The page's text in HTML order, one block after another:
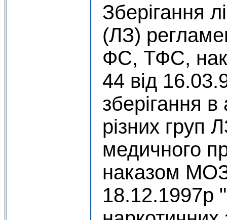
Зберігання
(ЛЗ)
ФС, ТФС,
44 від
зберігання
різних груп
медичного
наказом
18.12.1997р